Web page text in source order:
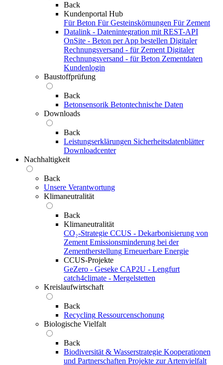
Back
Kundenportal Hub
Für Beton Für Gesteinskörnungen Für Zement
Datalink - Datenintegration mit REST-API
OnSite - Beton per App bestellen Digitaler
Rechnungsversand - für Zement Digitaler
Rechnungsversand - für Beton Zementdaten
Kundenlogin
Baustoffprüfung
Back
Betonsensorik Betontechnische Daten
Downloads
Back
Leistungserklärungen Sicherheitsdatenblätter
Downloadcenter
Nachhaltigkeit
Back
Unsere Verantwortung
Klimaneutralität
Back
Klimaneutralität
CO₂-Strategie CCUS - Dekarbonisierung von
Zement Emissionsminderung bei der
Zementherstellung Erneuerbare Energie
CCUS-Projekte
GeZero - Geseke CAP2U - Lengfurt
catch4climate - Mergelstetten
Kreislaufwirtschaft
Back
Recycling Ressourcenschonung
Biologische Vielfalt
Back
Biodiversität & Wasserstrategie Kooperationen
und Partnerschaften Projekte zur Artenvielfalt